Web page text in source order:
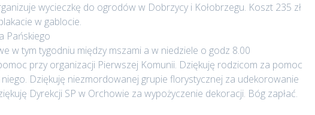
wycieczkę do ogrodów w Dobrzycy i Kołobrzegu. Koszt 235 zł
w gablocie.
Pańskiego
w tym tygodniu między mszami a w niedziele o godz 8.00
przy organizacji Pierwszej Komunii. Dziękuję rodzicom za pomoc
Dziękuję niezmordowanej grupie florystycznej za udekorowanie
Dyrekcji SP w Orchowie za wypożyczenie dekoracji. Bóg zapłać.